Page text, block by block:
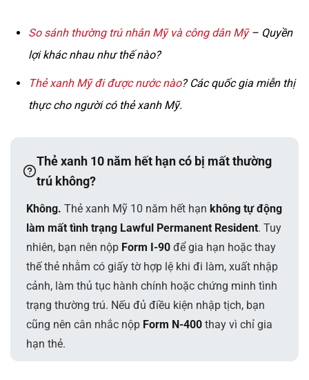
So sánh thường trú nhân Mỹ và công dân Mỹ– Quyền
lợi khác nhau như thế nào?
Thẻ xanh Mỹ đi được nước nào? Các quốc gia miễn thị
thực cho người có thẻ xanh Mỹ.
Thẻ xanh 10 năm hết hạn có bị mất thường
trú không?
Không. Thẻ xanh Mỹ 10 năm hết hạn không tự động
làm mất tình trạng Lawful Permanent Resident. Tuy
nhiên, bạn nên nộp Form I-90để gia hạn hoặc thay
thế thẻ nhằm có giấy tờ hợp lệ khi đi làm, xuất nhập
cảnh, làm thủ tục hành chính hoặc chứng minh tình
trạng thường trú. Nếu đủ điều kiện nhập tịch, bạn
cũng nên cân nhắc nộp Form N-400thay vì chỉ gia
hạn thẻ.